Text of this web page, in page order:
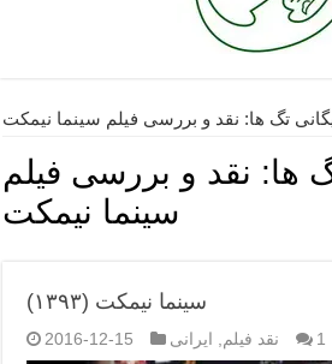
تگ ها: نقد و بررسی فیلم سینما نیمکت
ها: نقد و بررسی فیلم
سینما نیمکت
سینما نیمکت (۱۳۹۳)
2016-12-15 نقد فیلم ایرانی 1